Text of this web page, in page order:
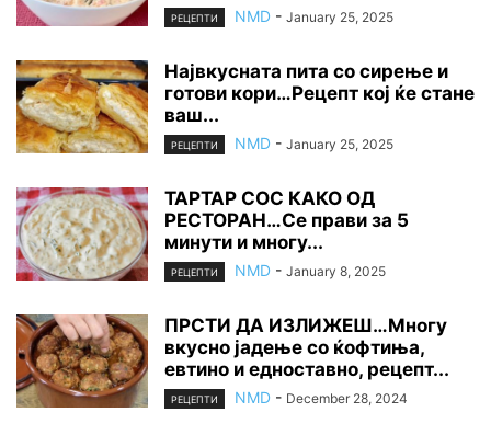
РЕЦЕПТИ NMD - January 25, 2025
Највкусната пита со сирење и
готови кори…Рецепт кој ќе стане
ваш...
РЕЦЕПТИ NMD - January 25, 2025
ТАРТАР СОС КАКО ОД
РЕСТОРАН…Се прави за 5
минути и многу...
РЕЦЕПТИ NMD - January 8, 2025
ПРСТИ ДА ИЗЛИЖЕШ…Многу
вкусно јадење со ќофтиња,
евтино и едноставно, рецепт...
РЕЦЕПТИ NMD - December 28, 2024